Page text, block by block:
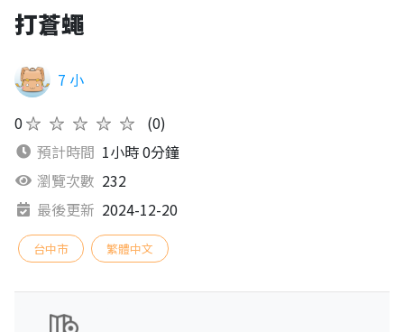
打蒼蠅
7 小
0★★★★★
(0)
預計時間 1小時 0分鐘
瀏覽次數 232
最後更新 2024-12-20
台中市 繁體中文